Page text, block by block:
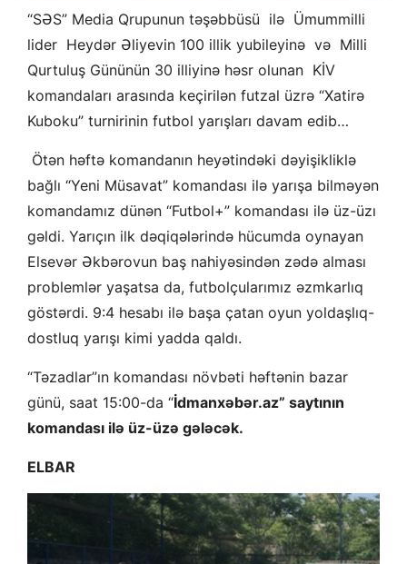
“SƏS” Media Qrupunun təşəbbüsü ilə Ümummilli
lider Heydər Əliyevin 100 illik yubileyinə və Milli
Qurtuluş Gününün 30 illiyinə həsr olunan KİV
komandaları arasında keçirilən futzal üzrə “Xatirə
Kuboku” turnirinin futbol yarışları davam edib…
Ötən həftə komandanın heyətindəki dəyişikliklə
bağlı “Yeni Müsavat” komandası ilə yarışa bilməyən
komandamız dünən “Futbol+” komandası ilə üz-üzı
gəldi. Yarıçın ilk dəqiqələrində hücumda oynayan
Elsevər Əkbərovun baş nahiyəsindən zədə alması
problemlər yaşatsa da, futbolçularımız əzmkarlıq
göstərdi. 9:4 hesabı ilə başa çatan oyun yoldaşlıq-
dostluq yarışı kimi yadda qaldı.
“Təzadlar”ın komandası növbəti həftənin bazar
günü, saat 15:00-da “İdmanxəbər.az” saytının
komandası ilə üz-üzə gələcək.
ELBAR